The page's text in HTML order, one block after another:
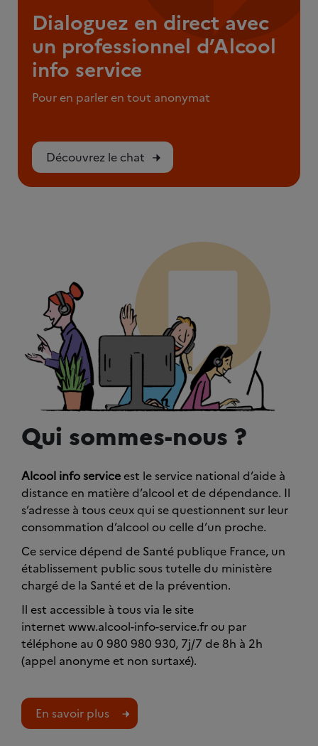
Dialoguez en direct avec
un professionnel d’Alcool
info service
Pour en parler en tout anonymat
Découvrez le chat
Qui sommes-nous ?
Alcool info service est le service national d’aide à
distance en matière d’alcool et de dépendance. Il
s’adresse à tous ceux qui se questionnent sur leur
consommation d’alcool ou celle d’un proche.
Ce service dépend de Santé publique France, un
établissement public sous tutelle du ministère
chargé de la Santé et de la prévention.
Il est accessible à tous via le site
internet www.alcool-info-service.fr ou par
téléphone au 0 980 980 930, 7j/7 de 8h à 2h
(appel anonyme et non surtaxé).
En savoir plus